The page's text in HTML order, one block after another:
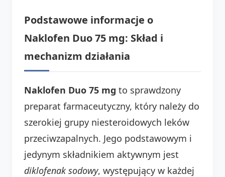
Podstawowe informacje o
Naklofen Duo 75 mg: Skład i
mechanizm działania
Naklofen Duo 75 mg to sprawdzony
preparat farmaceutyczny, który należy do
szerokiej grupy niesteroidowych leków
przeciwzapalnych. Jego podstawowym i
jedynym składnikiem aktywnym jest
diklofenak sodowy, występujący w każdej